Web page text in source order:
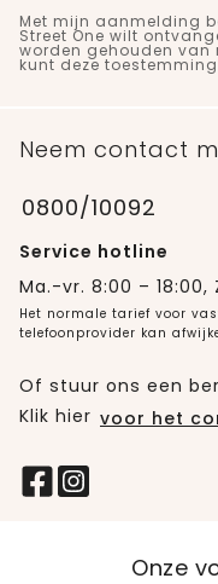
Met mijn aanmelding
Street One wilt
worden gehouden van
kunt deze
Neem contact
0800/10092
Service hotline
Ma.-vr. 8:00 – 18:00,
Het normale tarief voor
telefoonprovider kan
Of stuur ons een
Klik hier voor het
Onze